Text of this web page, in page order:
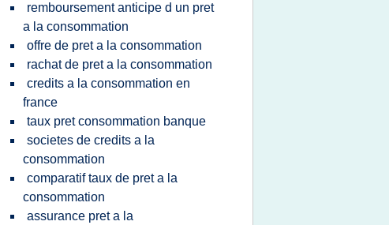
remboursement anticipe d un pret
a la consommation
offre de pret a la consommation
rachat de pret a la consommation
credits a la consommation en
france
taux pret consommation banque
societes de credits a la
consommation
comparatif taux de pret a la
consommation
assurance pret a la